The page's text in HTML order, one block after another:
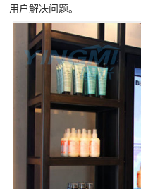
用户解决问题。